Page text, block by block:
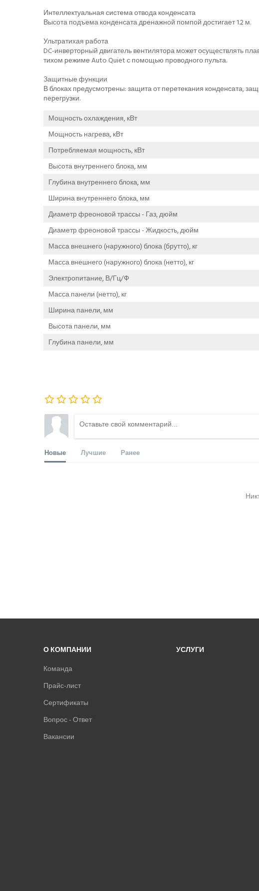
Интеллектуальная система отвода конденсата
Высота подъема конденсата дренажной помпой достигает 1.2 м.
Ультратихая работа
DC-инверторный двигатель вентилятора может осуществлять
тихом режиме Auto Quiet с помощью проводного пульта.
Защитные функции
В блоках предусмотрены: защита от перетекания конденсата,
перегрузки.
Мощность охлаждения, кВт
Мощность нагрева, кВт
Потребляемая мощность, кВт
Высота внутреннего блока, мм
Глубина внутреннего блока, мм
Ширина внутреннего блока, мм
Диаметр фреоновой трассы - Газ, дюйм
Диаметр фреоновой трассы - Жидкость, дюйм
Масса внешнего (наружного) блока (брутто), кг
Масса внешнего (наружного) блока (нетто), кг
Электропитание, В/Гц/Ф
Масса панели (нетто), кг
Ширина панели, мм
Высота панели, мм
Глубина панели, мм
Новые Лучшие Ранее
О КОМПАНИИ
Команда
Прайс-лист
Сертификаты
Вопрос - Ответ
Вакансии
УСЛУГИ